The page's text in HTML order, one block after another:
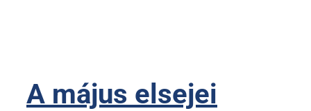
A május elsejei